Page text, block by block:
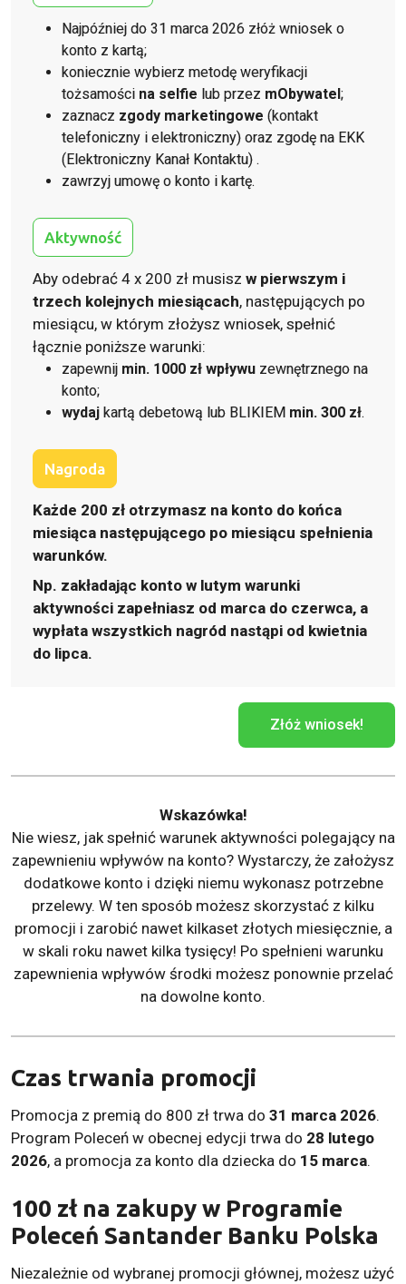
Najpóźniej do 31 marca 2026 złóż wniosek o
konto z kartą;
koniecznie wybierz metodę weryfikacji
tożsamości na selfie lub przez mObywatel;
zaznacz zgody marketingowe (kontakt
telefoniczny i elektroniczny) oraz zgodę na EKK
(Elektroniczny Kanał Kontaktu) .
zawrzyj umowę o konto i kartę.
Aktywność
Aby odebrać 4 x 200 zł musisz w pierwszym i
trzech kolejnych miesiącach, następujących po
miesiącu, w którym złożysz wniosek, spełnić
łącznie poniższe warunki:
zapewnij min. 1000 zł wpływu zewnętrznego na
konto;
wydaj kartą debetową lub BLIKIEM min. 300 zł.
Nagroda
Każde 200 zł otrzymasz na konto do końca
miesiąca następującego po miesiącu spełnienia
warunków.
Np. zakładając konto w lutym warunki
aktywności zapełniasz od marca do czerwca, a
wypłata wszystkich nagród nastąpi od kwietnia
do lipca.
Złóż wniosek!
Wskazówka!
Nie wiesz, jak spełnić warunek aktywności polegający na
zapewnieniu wpływów na konto? Wystarczy, że założysz
dodatkowe konto i dzięki niemu wykonasz potrzebne
przelewy. W ten sposób możesz skorzystać z kilku
promocji i zarobić nawet kilkaset złotych miesięcznie, a
w skali roku nawet kilka tysięcy! Po spełnieni warunku
zapewnienia wpływów środki możesz ponownie przelać
na dowolne konto.
Czas trwania promocji
Promocja z premią do 800 zł trwa do 31 marca 2026.
Program Poleceń w obecnej edycji trwa do 28 lutego
2026, a promocja za konto dla dziecka do 15 marca.
100 złna zakupy w Programie
Poleceń Santander Banku Polska
Niezależnie od wybranej promocji głównej, możesz użyć